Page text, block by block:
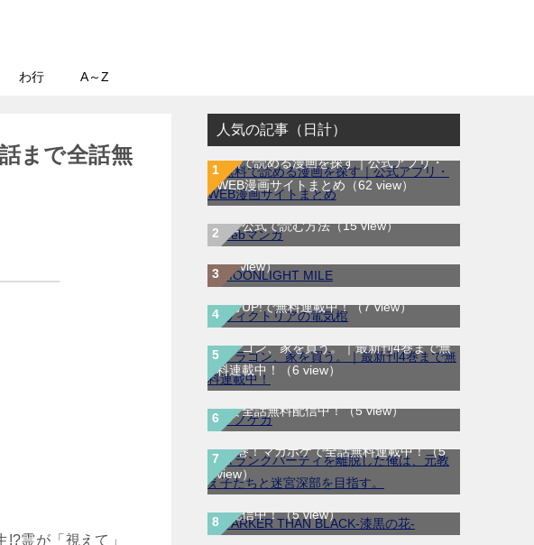
わ行 A～Z
まで全話無
霊が「視えて」
人気の記事（日計）
無料で読める漫画を探す｜公式アプリ・
WEB漫画サイトまとめ （62 view）
WEB漫画サイト一覧｜ブラウザで無料漫
画を公式で読む方法（15 view）
MOONLIGHT MILE｜最新刊第23巻！マ
ンガワンで最新刊まで全巻無料配信中！
（8 view）
ヴィクトリアの電気棺｜最新刊第2巻！マ
ンガUP!で無料連載中！（7 view）
ドラゴン、家を買う。｜最新刊4巻まで無
料連載中！
（6 view）
テノゲカ｜最新刊第2巻！サンデーうぇぶ
りで全話無料配信中！（5 view）
Ａランクパーティを離脱した俺は、元教
え子たちと迷宮深部を目指す。｜最新刊
第5巻！マガポケで全話無料連載中！（5
view）
DARKER THAN BLACK-漆黒の花-｜全4
巻完結！マンガUP!で最終巻まで全巻無
料配信中！（5 view）
ラストイニング｜全44巻完結！サンデー